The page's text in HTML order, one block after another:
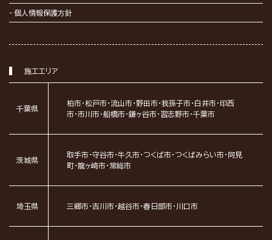
個人情報保護方針
施工エリア
千葉県
柏市・松戸市・流山市・野田市・我孫子市・白井市・印西
市・市川市・船橋市・鎌ヶ谷市・習志野市・千葉市
茨城県
取手市・守谷市・牛久市・つくば市・つくばみらい市・阿見
町・龍ヶ崎市・常総市
埼玉県 三郷市・吉川市・越谷市・春日部市・川口市